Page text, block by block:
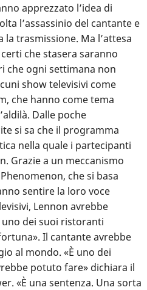
apprezzato l’idea di
l’assassinio del cantante e
trasmissione. Ma l’attesa
che stasera saranno
che ogni settimana non
show televisivi come
che hanno come tema
Dalle poche
si sa che il programma
nella quale i partecipanti
Grazie a un meccanismo
che si basa
sentire la loro voce
Lennon avrebbe
dei suoi ristoranti
Il cantante avrebbe
al mondo. «È uno dei
potuto fare» dichiara il
«È una sentenza. Una sorta